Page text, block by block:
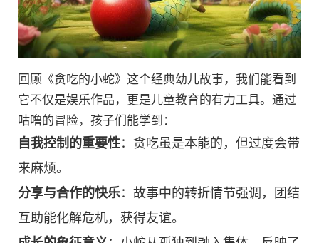
回顾《贪吃的小蛇》这个经典幼儿故事，我们能看到
它不仅是娱乐作品，更是儿童教育的有力工具。通过
咕噜的冒险，孩子们能学到：
自我控制的重要性：贪吃虽是本能的，但过度会带
来麻烦。
分享与合作的快乐：故事中的转折情节强调，团结
互助能化解危机，获得友谊。